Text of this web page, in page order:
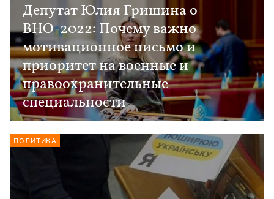
Депутат Юлия Гришина о
ВНО-2022: Почему важно
мотивационное письмо и
приоритет на военные и
правоохранительные
специальности
ПОЛИТИКА